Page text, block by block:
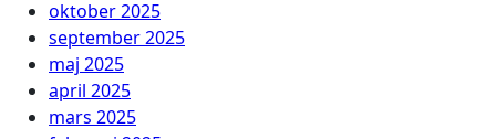
oktober 2025
september 2025
maj 2025
april 2025
mars 2025